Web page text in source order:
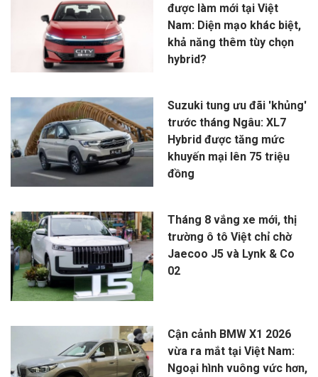
được làm mới tại Việt
Nam: Diện mạo khác biệt,
khả năng thêm tùy chọn
hybrid?
Suzuki tung ưu đãi 'khủng'
trước tháng Ngâu: XL7
Hybrid được tăng mức
khuyến mại lên 75 triệu
đồng
Tháng 8 vắng xe mới, thị
trường ô tô Việt chỉ chờ
Jaecoo J5 và Lynk & Co
02
Cận cảnh BMW X1 2026
vừa ra mắt tại Việt Nam:
Ngoại hình vuông vức hơn,